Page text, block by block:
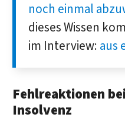
noch einmal
dieses Wissen
im Interview: aus
Fehlreaktionen
Insolvenz